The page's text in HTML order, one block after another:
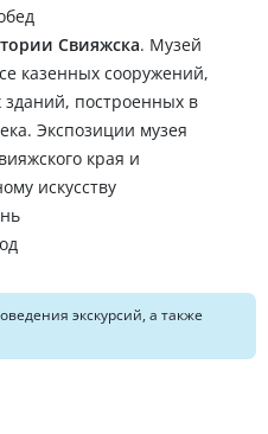
Свияжска. Музей
казенных сооружений,
построенных в
Экспозиции музея
края и
искусству
экскурсий, а также